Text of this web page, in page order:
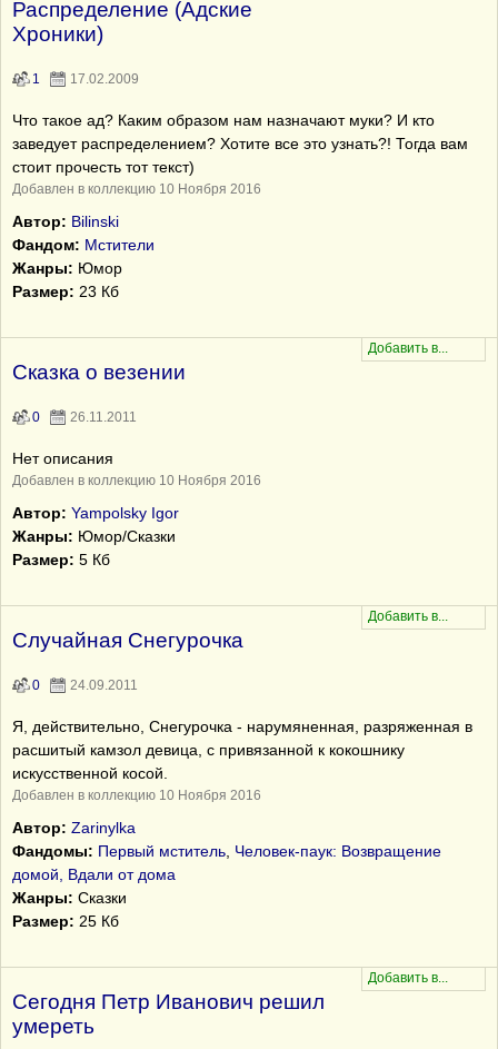
Распределение (Адские
Хроники)
1 17.02.2009
Что такое ад? Каким образом нам назначают муки? И кто
заведует распределением? Хотите все это узнать?! Тогда вам
стоит прочесть тот текст)
Добавлен в коллекцию 10 Ноября 2016
Автор: Bilinski
Фандом: Мстители
Жанры: Юмор
Размер: 23 Кб
Сказка о везении
0 26.11.2011
Нет описания
Добавлен в коллекцию 10 Ноября 2016
Автор: Yampolsky Igor
Жанры: Юмор/Сказки
Размер: 5 Кб
Случайная Снегурочка
0 24.09.2011
Я, действительно, Снегурочка - нарумяненная, разряженная в
расшитый камзол девица, с привязанной к кокошнику
искусственной косой.
Добавлен в коллекцию 10 Ноября 2016
Автор: Zarinylka
Фандомы: Первый мститель Человек-паук: Возвращение
домой, Вдали от дома
Жанры: Сказки
Размер: 25 Кб
Сегодня Петр Иванович решил
умереть